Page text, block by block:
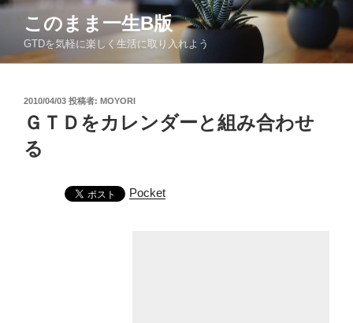
コ
ン
このまま一生Β版
GTDを気軽に楽しく生活に取り入れよう
投
稿
日:
2010/04/03 投稿者: MOYORI
ＧＴＤをカレンダーと組み合わせ
る
Pocket